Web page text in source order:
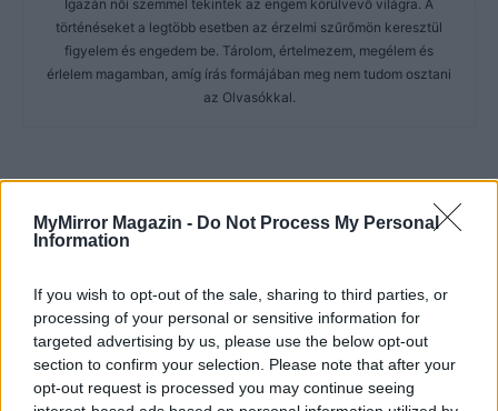
MyMirror Magazin - Do Not Process My Personal
Information
If you wish to opt-out of the sale, sharing to third parties, or
processing of your personal or sensitive information for
targeted advertising by us, please use the below opt-out
section to confirm your selection. Please note that after your
opt-out request is processed you may continue seeing
Igazán női szemmel tekintek az engem körülvevő világra. A
történéseket a legtöbb esetben az érzelmi szűrőmön keresztül
figyelem és engedem be. Tárolom, értelmezem, megélem és
érlelem magamban, amíg írás formájában meg nem tudom osztani
az Olvasókkal.
Heti horoszkóp december 15-21-ig